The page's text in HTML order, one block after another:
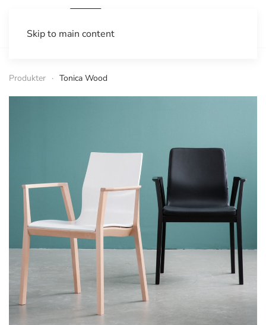
Skip to main content
Produkter Tonica Wood